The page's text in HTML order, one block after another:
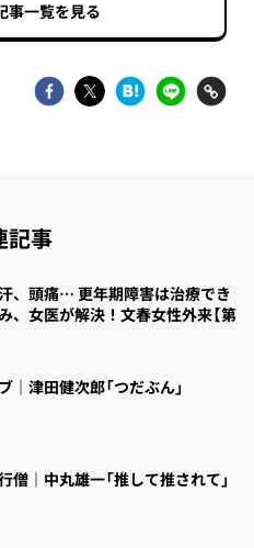
事一覧を見る
記事
、頭痛… 更年期障害は治療でき
、女医が解決！文春女性外来【第
｜津田健次郎「つだぶん」
僧｜中丸雄一「推して推されて」